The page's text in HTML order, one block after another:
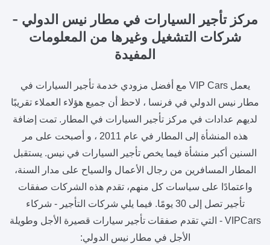
مركز تأجير السيارات في مطار نيس الدولي -
شركات التشغيل وغيرها من المعلومات
المفيدة
يعمل VIP Cars مع أفضل مزودي خدمة تأجير السيارات في
مطار نيس الدولي في فرنسا ، لاحظ أن جميع هؤلاء العملاء تقريبًا
لديهم عدادات في مركز تأجير السيارات في المطار. تمت إضافة
هذه المنشأة إلى المطار في عام 2011 ، و أصبحت على مر
السنين أكبر منشأة فيما يخص تأجير السيارات في نيس. يستقبل
المطار المسافرين من رجال الأعمال والسياح على مدار السنة،
واعتمادًا على سياسات كل منهم، تقدم هذه الشركات صفقات
تأجير تصل إلى 30 يومًا. فيما يلي شركات التأجير - شركاء
VIPCars - التي تقدم صفقات تأجير سيارات قصيرة الأجل وطويلة
الأجل في مطار نيس الدولي: